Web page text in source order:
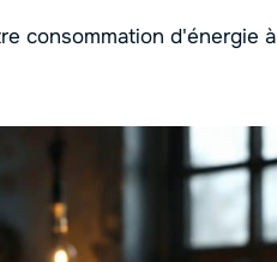
consommation d'énergie à